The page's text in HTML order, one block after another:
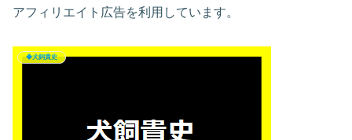
アフィリエイト広告を利用しています。
◆犬飼貴史